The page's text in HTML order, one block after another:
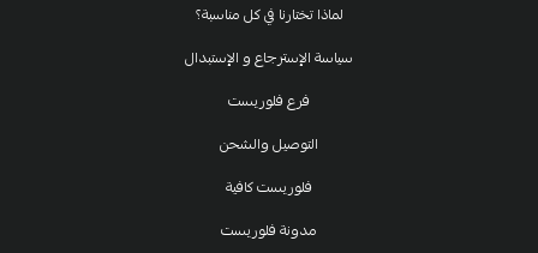
لماذا تختارنا في كل مناسبة؟
سياسة الإسترجاع و الإستبدال
فرع فلوريست
التوصيل والشحن
فلوريست كافية
مدونة فلوريست